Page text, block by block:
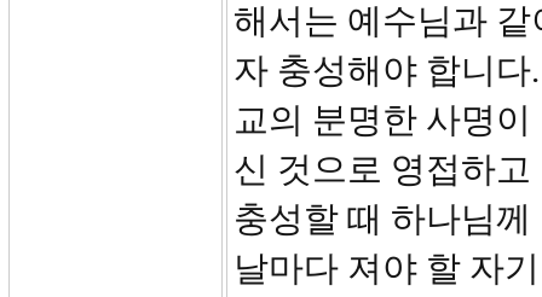
해서는 예수님과
자 충성해야 합니
교의 분명한 사명
신 것으로 영접하
충성할 때 하나님
날마다 져야 할 자